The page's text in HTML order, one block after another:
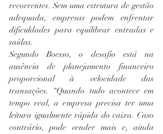
recorrentes. Sem uma estrutura de gestão
adequada, empresas podem enfrentar
dificuldades para equilibrar entradas e
saídas.
Segundo Boesso, o desafio está na
ausência de planejamento financeiro
proporcional à velocidade das
transações. “Quando tudo acontece em
tempo real, a empresa precisa ter uma
leitura igualmente rápida do caixa. Caso
contrário, pode vender mais e, ainda